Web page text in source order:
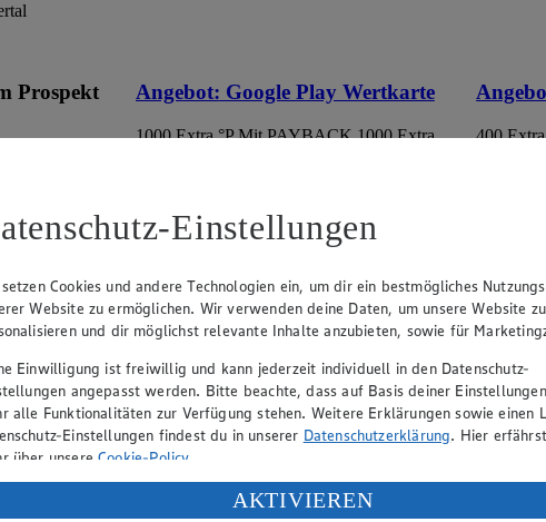
Prospekt
deines
an.
im
Angebot: Google Play Wertkarte
1000 Extra °P Mit PAYBACK 1000 Extra
• Nur in teilnehmenden Märkten erhältlich
400 Extra
• Nur in
Einstellungen
Cookies und andere Technologien ein, um dir ein bestmögliches
Website zu ermöglichen. Wir verwenden deine Daten, um unsere Website zu
und dir möglichst relevante Inhalte anzubieten, sowie für
Einwilligung ist freiwillig und kann jederzeit individuell in den Datenschutz-
angepasst werden. Bitte beachte, dass auf Basis deiner
alle Funktionalitäten zur Verfügung stehen. Weitere Erklärungen sowie einen
Einstellungen findest du in unserer Datenschutzerklärung. Hier
über unsereCookie-Policy.
deiner personenbezogenen Daten in den USA durch Facebook und
AKTIVIEREN